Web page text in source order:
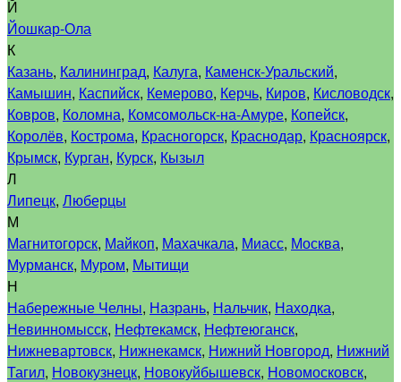
Й
Йошкар-Ола
К
Казань, Калининград, Калуга, Каменск-Уральский,
Камышин, Каспийск, Кемерово, Керчь, Киров, Кисловодск,
Ковров, Коломна, Комсомольск-на-Амуре, Копейск,
Королёв, Кострома, Красногорск, Краснодар, Красноярск,
Крымск, Курган, Курск, Кызыл
Л
Липецк, Люберцы
М
Магнитогорск, Майкоп, Махачкала, Миасс, Москва,
Мурманск, Муром, Мытищи
Н
Набережные Челны, Назрань, Нальчик, Находка,
Невинномысск, Нефтекамск, Нефтеюганск,
Нижневартовск, Нижнекамск, Нижний Новгород, Нижний
Тагил, Новокузнецк, Новокуйбышевск, Новомосковск,